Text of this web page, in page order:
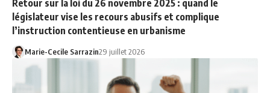
Retour sur la loi du 26 novembre 2025 : quand le
législateur vise les recours abusifs et complique
l’instruction contentieuse en urbanisme
Marie-Cecile Sarrazin29 juillet 2026